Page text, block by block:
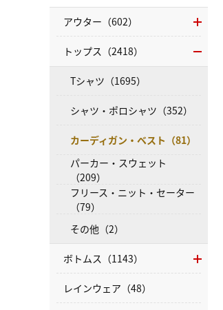
アウター（602）
トップス（2418）
Tシャツ（1695）
シャツ・ポロシャツ（352）
カーディガン・ベスト（81）
パーカー・スウェット
（209）
フリース・ニット・セーター
（79）
その他（2）
ボトムス（1143）
レインウェア（48）